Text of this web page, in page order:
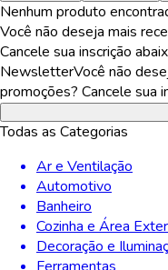
Nenhum produto
Você não deseja mais
Cancele sua inscrição
NewsletterVocê não
promoções? Cancele sua
Todas as Categorias
Ar e Ventilação
Automotivo
Banheiro
Cozinha e Área
Decoração e